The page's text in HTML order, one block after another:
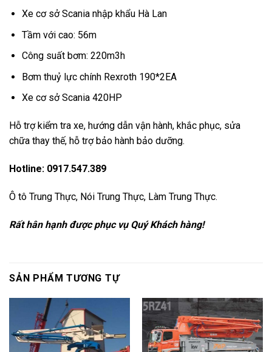
Xe cơ sở Scania nhập khẩu Hà Lan
Tầm với cao: 56m
Công suất bơm: 220m3h
Bơm thuỷ lực chính Rexroth 190*2EA
Xe cơ sở Scania 420HP
Hỗ trợ kiểm tra xe, hướng dẫn vận hành, khắc phục, sửa
chữa thay thế, hỗ trợ bảo hành bảo dưỡng.
Hotline: 0917.547.389
Ô tô Trung Thực, Nói Trung Thực, Làm Trung Thực.
Rất hân hạnh được phục vụ Quý Khách hàng!
SẢN PHẨM TƯƠNG TỰ